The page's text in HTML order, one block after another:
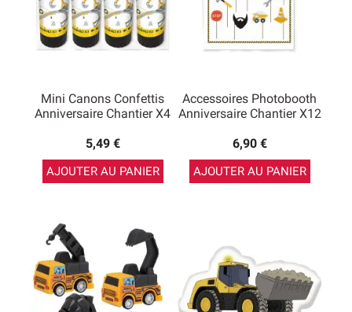
Mini Canons Confettis
Anniversaire Chantier X4
5,49 €
AJOUTER AU PANIER
Accessoires Photobooth
Anniversaire Chantier X12
6,90 €
AJOUTER AU PANIER